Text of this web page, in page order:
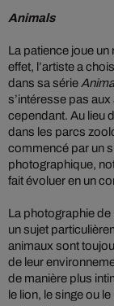
Animals
La patience joue
effet, l’artiste a
dans sa série
s’intéresse pas
cependant. Au lieu
dans les parcs
commencé par un
photographique,
fait évoluer en un
La photographie
un sujet
animaux sont
de leur
de manière plus
le lion, le singe ou